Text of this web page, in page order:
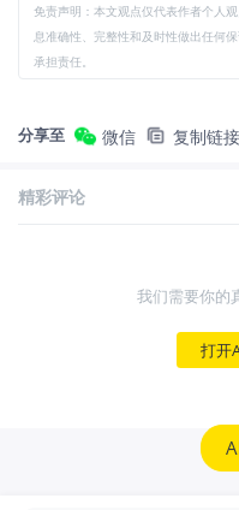
免责声明：本文观点仅代表作者个人
息准确性、完整性和及时性做出任何
承担责任。
分享至 微信 复制链接
精彩评论
我们需要你的
打开